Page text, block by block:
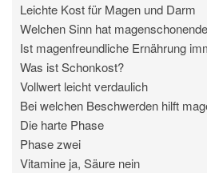
Leichte Kost für Magen und Darm
Welchen Sinn hat
Ist magenfreundliche Ernährung
Was ist Schonkost?
Vollwert leicht verdaulich
Bei welchen Beschwerden hilft
Die harte Phase
Phase zwei
Vitamine ja, Säure nein